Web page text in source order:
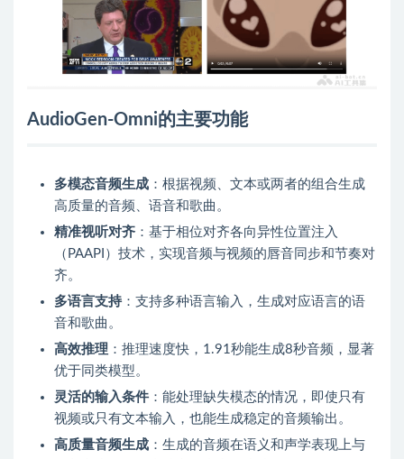
AudioGen-Omni的主要功能
多模态音频生成 ：根据视频、文本或两者的组合生成
高质量的音频、语音和歌曲。
精准视听对齐 ：基于相位对齐各向异性位置注入
（PAAPI）技术，实现音频与视频的唇音同步和节奏对
齐。
多语言支持：支持多种语言输入，生成对应语言的语
音和歌曲。
高效推理 ：推理速度快，1.91秒能生成8秒音频，显著
优于同类模型。
灵活的输入条件 ：能处理缺失模态的情况，即使只有
视频或只有文本输入，也能生成稳定的音频输出。
高质量音频生成 ：生成的音频在语义和声学表现上与